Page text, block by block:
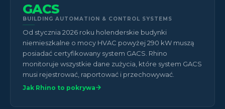
GACS
BUILDING AUTOMATION & CONTROL SYSTEMS
Od stycznia 2026 roku holenderskie budynki
niemieszkalne o mocy HVAC powyżej 290 kW muszą
posiadać certyfikowany system GACS. Rhino
monitoruje wszystkie dane zużycia, które system GACS
musi rejestrować, raportować i przechowywać.
Jak Rhino to pokrywa